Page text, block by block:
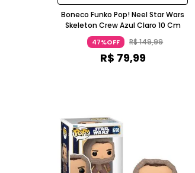
Boneco Funko Pop! Neel Star Wars
Skeleton Crew Azul Claro 10 Cm
47%OFF R$149,99
R$ 79,99